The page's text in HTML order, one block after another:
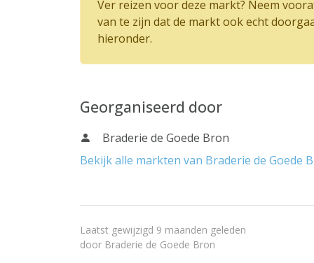
Ver reizen voor deze markt? Neem
van te zijn dat de markt ook echt
hieronder.
Georganiseerd door
Braderie de Goede Bron
Bekijk alle markten van Braderie de Goede
Laatst gewijzigd 9 maanden geleden
door Braderie de Goede Bron